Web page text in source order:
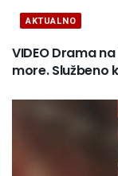
AKTUALNO
VIDEO Drama
more. Službeno